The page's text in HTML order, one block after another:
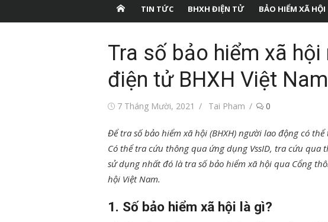
TIN TỨC BHXH ĐIỆN TỬ BẢO HIỂM XÃ HỘI
Tra số bảo hiểm xã hội
điện tử BHXH Việt Nam
Đăng7 Tháng Mười, 2021
Tác
Tai Pham 0
Để tra số bảo hiểm xã hội (BHXH) người lao động có
Có thể tra cứu thông qua ứng dụng VssID, tra cứu qua
sử dụng nhất đó là tra số bảo hiểm xã hội qua Cổng
hội Việt Nam.
1. Số bảo hiểm xã hội là gì?